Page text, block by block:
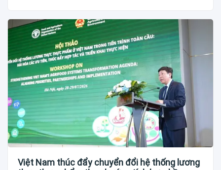
Việt Nam thúc đẩy chuyển đổi hệ thống lương